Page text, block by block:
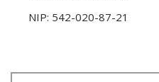
NIP: 542-020-87-21